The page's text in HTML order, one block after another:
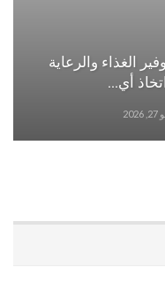
الغذاء والرعاية
أي…